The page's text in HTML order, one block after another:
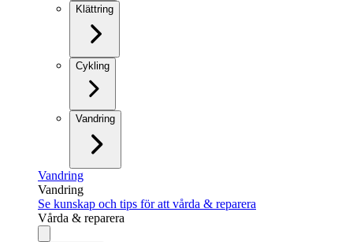
Klättring
Cykling
Vandring
Vandring
Vandring
Se kunskap och tips för att vårda & reparera
Vårda & reparera